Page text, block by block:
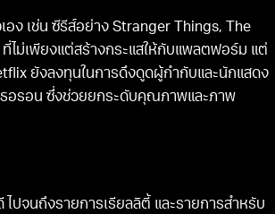
ง เช่น ซีรีส์อย่าง Stranger Things, The
ไม่เพียงแต่สร้างกระแสให้กับแพลตฟอร์ม แต่
ยังลงทุนในการดึงดูดผู้กำกับและนักแสดง
ธอรอน ซึ่งช่วยยกระดับคุณภาพและภาพ
ปจนถึงรายการเรียลลิตี้ และรายการสำหรับ